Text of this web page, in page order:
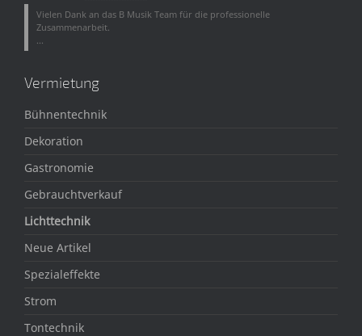
Vielen Dank an das B Musik Team für die professionelle
Zusammenarbeit.
...
Vermietung
Bühnentechnik
Dekoration
Gastronomie
Gebrauchtverkauf
Lichttechnik
Neue Artikel
Spezialeffekte
Strom
Tontechnik